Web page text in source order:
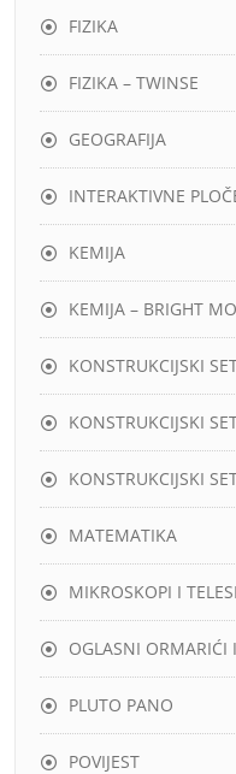
FIZIKA
FIZIKA – TWINSE
GEOGRAFIJA
INTERAKTIVNE
KEMIJA
KEMIJA – BRIGHT
KONSTRUKCIJSKI
KONSTRUKCIJSKI
KONSTRUKCIJSKI
MATEMATIKA
MIKROSKOPI I
OGLASNI ORMARIĆI
PLUTO PANO
POVIJEST